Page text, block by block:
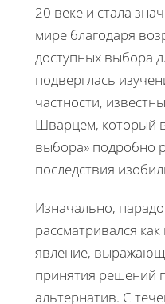
20 веке и стала
мире благодаря
доступных выбора
подверглась
частности,
Шварцем, который
выбора» подробно
последствия
Изначально,
рассматривался
явление,
принятия решений
альтернатив. С